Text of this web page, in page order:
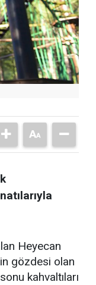
Heyecan
gözdesi olan
kahvaltıları